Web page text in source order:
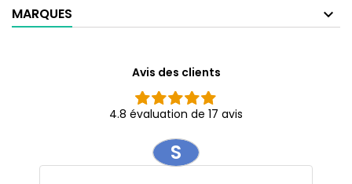
MARQUES
Avis des clients
4.8 évaluation de 17 avis
S